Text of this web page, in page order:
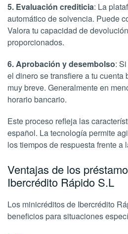
5. Evaluación crediticia: La
automático de solvencia. Puede
Valora tu capacidad de
proporcionados.
6. Aprobación y desembolso:
el dinero se transfiere a tu cuenta
muy breve. Generalmente en
horario bancario.
Este proceso refleja las
español. La tecnología permite
los tiempos de respuesta frente a
Ventajas de los
Ibercrédito Rápido S.L
Los minicréditos de Ibercrédito
beneficios para situaciones